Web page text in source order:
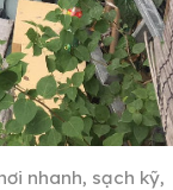
nhanh, sạch kỹ,